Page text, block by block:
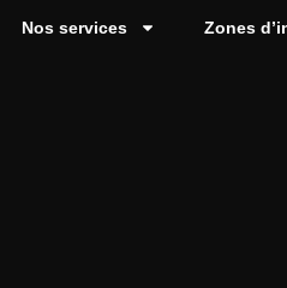
Nos services Zones